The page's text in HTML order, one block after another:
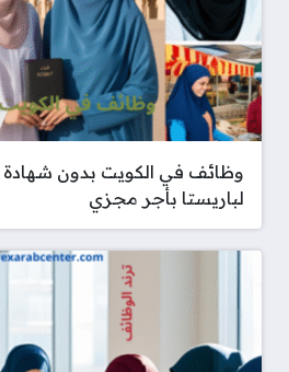
وظائف في الكويت بدون شهادة
لباريستا بأجر مجزي